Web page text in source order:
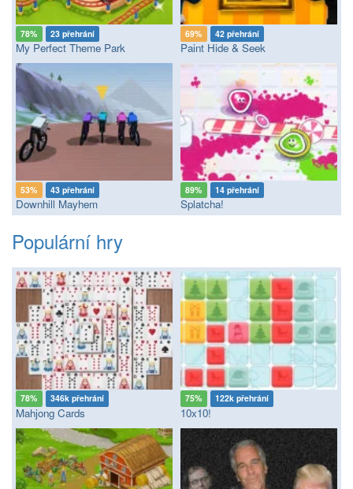
78% 23 přehrání
My Perfect Theme Park
69% 42 přehrání
Paint Hide & Seek
53% 43 přehrání
Downhill Mayhem
89% 14 přehrání
Splatcha!
Populární hry
78% 346k přehrání
Mahjong Cards
75% 122k přehrání
10x10!